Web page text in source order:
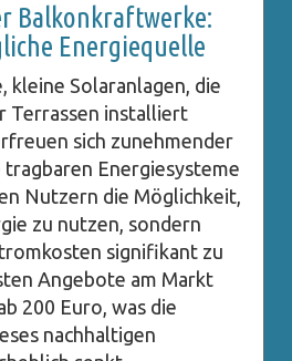
Balkonkraftwerke:
Energiequelle
kleine Solaranlagen, die
Terrassen installiert
sich zunehmender
Energiesysteme
Nutzern die Möglichkeit,
zu nutzen, sondern
signifikant zu
Angebote am Markt
200 Euro, was die
nachhaltigen